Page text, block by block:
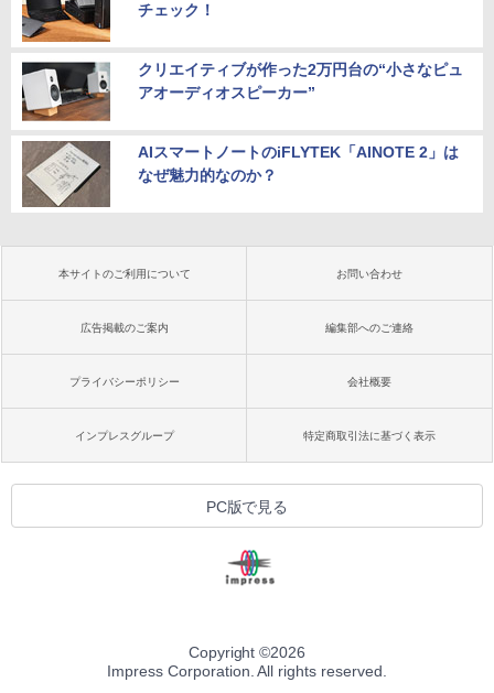
チェック！
クリエイティブが作った2万円台の“小さなピュ
アオーディオスピーカー”
AIスマートノートのiFLYTEK「AINOTE 2」は
なぜ魅力的なのか？
本サイトのご利用について お問い合わせ
広告掲載のご案内 編集部へのご連絡
プライバシーポリシー 会社概要
インプレスグループ 特定商取引法に基づく表示
PC版で見る
Copyright ©2026
Impress Corporation. All rights reserved.